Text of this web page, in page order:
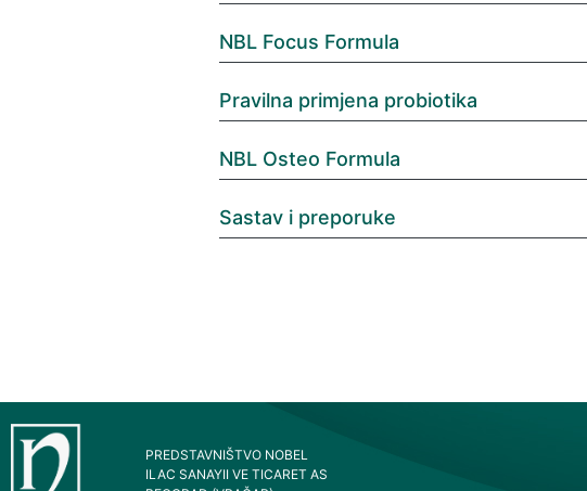
NBL Focus Formula
Pravilna primjena probiotika
NBL Osteo Formula
Sastav i preporuke
PREDSTAVNIŠTVO NOBEL
ILAC SANAYII VE TICARET AS